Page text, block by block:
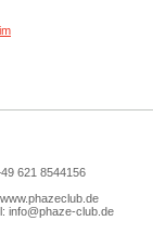
621 8544156
info@phaze-club.de